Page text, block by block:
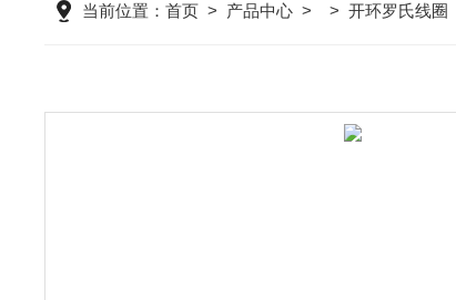
当前位置：首页 > 产品中心 > >开环罗氏线圈